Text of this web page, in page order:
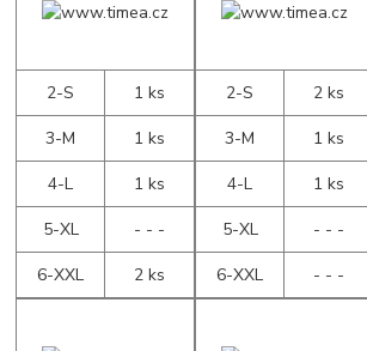
2-S
1 ks
3-M
1 ks
4-L
1 ks
5-XL
- - -
6-XXL
2 ks
2-S
2 ks
3-M
1 ks
4-L
1 ks
5-XL
- - -
6-XXL
- - -